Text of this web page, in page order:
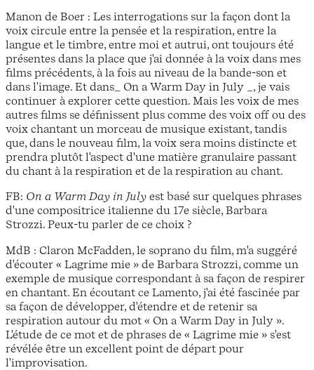
Manon de Boer : Les interrogations sur la façon dont la
voix circule entre la pensée et la respiration, entre la
langue et le timbre, entre moi et autrui, ont toujours été
présentes dans la place que j'ai donnée à la voix dans mes
films précédents, à la fois au niveau de la bande-son et
dans l'image. Et dans_ On a Warm Day in July _, je vais
continuer à explorer cette question. Mais les voix de mes
autres films se définissent plus comme des voix off ou des
voix chantant un morceau de musique existant, tandis
que, dans le nouveau film, la voix sera moins distincte et
prendra plutôt l'aspect d'une matière granulaire passant
du chant à la respiration et de la respiration au chant.
FB: On a Warm Day in July est basé sur quelques phrases
d'une compositrice italienne du 17e siècle, Barbara
Strozzi. Peux-tu parler de ce choix ?
MdB : Claron McFadden, le soprano du film, m'a suggéré
d'écouter « Lagrime mie » de Barbara Strozzi, comme un
exemple de musique correspondant à sa façon de respirer
en chantant. En écoutant ce Lamento, j'ai été fascinée par
sa façon de développer, d'étendre et de retenir sa
respiration autour du mot « On a Warm Day in July ».
L'étude de ce mot et de phrases de « Lagrime mie » s'est
révélée être un excellent point de départ pour
l'improvisation.